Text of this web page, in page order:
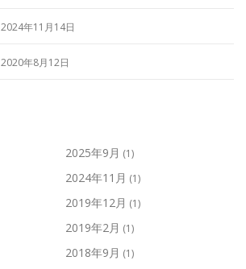
2024年11月14日
2020年8月12日
2025年9月 (1)
2024年11月 (1)
2019年12月 (1)
2019年2月 (1)
2018年9月 (1)